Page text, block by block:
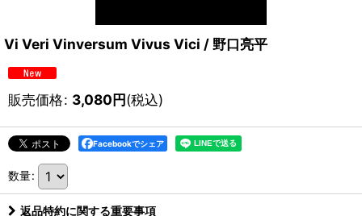
Vi Veri Vinversum Vivus Vici / 野口亮平
販売価格: 3,080円(税込)
Facebookでシェア
数量:
返品特約に関する重要事項